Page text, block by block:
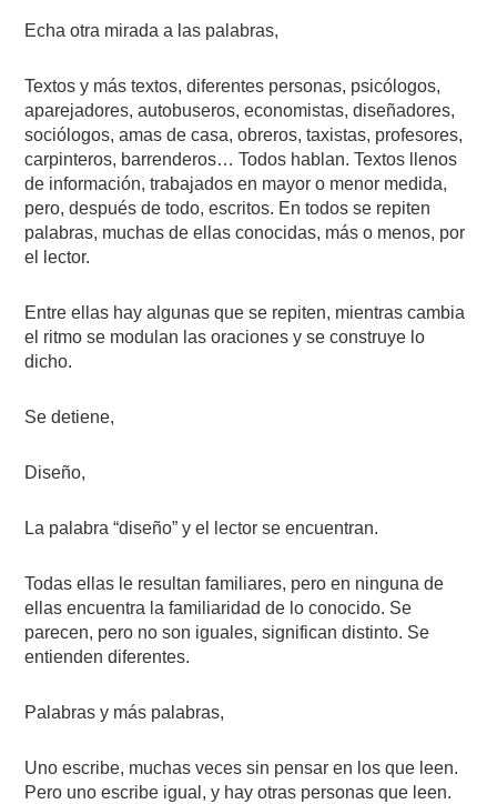
Echa otra mirada a las palabras,
Textos y más textos, diferentes personas, psicólogos,
aparejadores, autobuseros, economistas, diseñadores,
sociólogos, amas de casa, obreros, taxistas, profesores,
carpinteros, barrenderos… Todos hablan. Textos llenos
de información, trabajados en mayor o menor medida,
pero, después de todo, escritos. En todos se repiten
palabras, muchas de ellas conocidas, más o menos, por
el lector.
Entre ellas hay algunas que se repiten, mientras cambia
el ritmo se modulan las oraciones y se construye lo
dicho.
Se detiene,
Diseño,
La palabra “diseño” y el lector se encuentran.
Todas ellas le resultan familiares, pero en ninguna de
ellas encuentra la familiaridad de lo conocido. Se
parecen, pero no son iguales, significan distinto. Se
entienden diferentes.
Palabras y más palabras,
Uno escribe, muchas veces sin pensar en los que leen.
Pero uno escribe igual, y hay otras personas que leen.